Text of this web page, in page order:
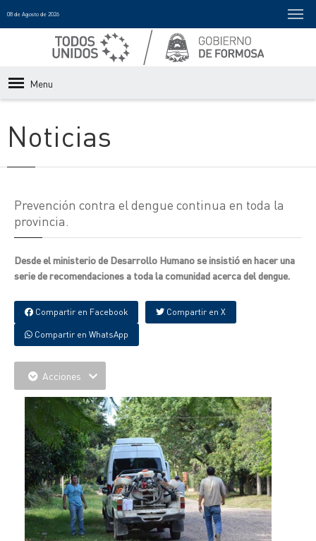
08 de Agosto de 2026
Menu
Noticias
Prevención contra el dengue continua en toda la
provincia.
Desde el ministerio de Desarrollo Humano se insistió en hacer una
serie de recomendaciones a toda la comunidad acerca del dengue.
Compartir en Facebook Compartir en X
Compartir en WhatsApp
Acciones